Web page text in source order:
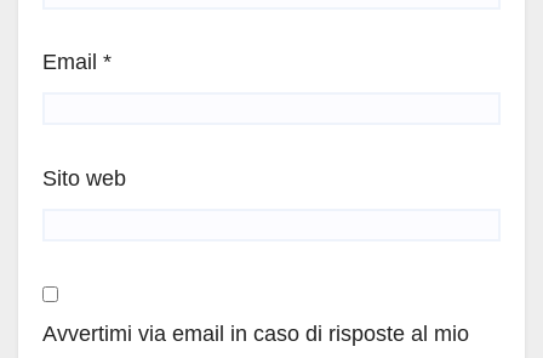
Email *
Sito web
Avvertimi via email in caso di risposte al mio